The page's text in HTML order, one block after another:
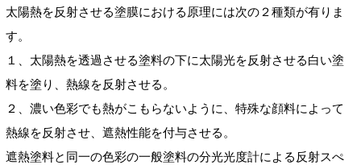
太陽熱を反射させる塗膜における原理には次の２種類が有りま
す。
１、太陽熱を透過させる塗料の下に太陽光を反射させる白い塗
料を塗り、熱線を反射させる。
２、濃い色彩でも熱がこもらないように、特殊な顔料によって
熱線を反射させ、遮熱性能を付与させる。
遮熱塗料と同一の色彩の一般塗料の分光光度計による反射スぺ